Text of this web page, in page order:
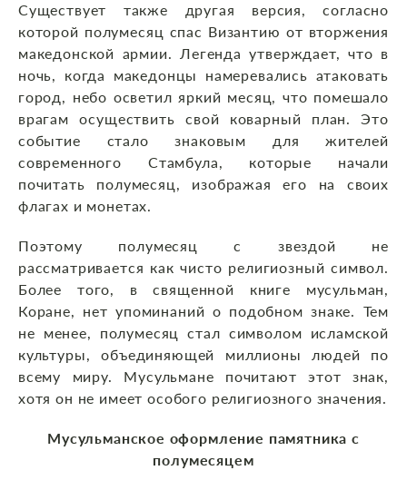
Существует также другая версия, согласно
которой полумесяц спас Византию от вторжения
македонской армии. Легенда утверждает, что в
ночь, когда македонцы намеревались атаковать
город, небо осветил яркий месяц, что помешало
врагам осуществить свой коварный план. Это
событие стало знаковым для жителей
современного Стамбула, которые начали
почитать полумесяц, изображая его на своих
флагах и монетах.
Поэтому полумесяц с звездой не
рассматривается как чисто религиозный символ.
Более того, в священной книге мусульман,
Коране, нет упоминаний о подобном знаке. Тем
не менее, полумесяц стал символом исламской
культуры, объединяющей миллионы людей по
всему миру. Мусульмане почитают этот знак,
хотя он не имеет особого религиозного значения.
Мусульманское оформление памятника с
полумесяцем